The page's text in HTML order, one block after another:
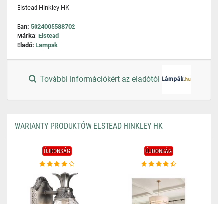
Elstead Hinkley HK
Ean: 5024005588702
Márka: Elstead
Eladó: Lampak
További információkért az eladótól
WARIANTY PRODUKTÓW ELSTEAD HINKLEY HK
ÚJDONSÁG ÚJDONSÁG